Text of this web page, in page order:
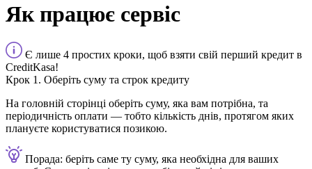
Як працює сервіс
Є лише 4 простих кроки, щоб взяти свій перший кредит в
CreditKasa!
Крок 1. Оберіть суму та строк кредиту
На головній сторінці оберіть суму, яка вам потрібна, та
періодичність оплати — тобто кількість днів, протягом яких
плануєте користуватися позикою.
Порада: беріть саме ту суму, яка необхідна для ваших